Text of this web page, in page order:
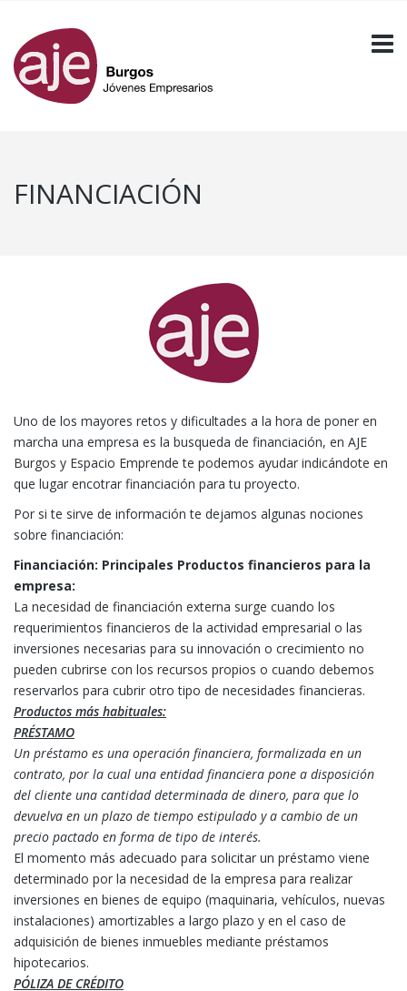
FINANCIACIÓN
Uno de los mayores retos y dificultades a la hora de poner en
marcha una empresa es la busqueda de financiación, en AJE
Burgos y Espacio Emprende te podemos ayudar indicándote en
que lugar encotrar financiación para tu proyecto.
Por si te sirve de información te dejamos algunas nociones
sobre financiación:
Financiación: Principales Productos financieros para la
empresa:
La necesidad de financiación externa surge cuando los
requerimientos financieros de la actividad empresarial o las
inversiones necesarias para su innovación o crecimiento no
pueden cubrirse con los recursos propios o cuando debemos
reservarlos para cubrir otro tipo de necesidades financieras.
Productos más habituales:
PRÉSTAMO
Un préstamo es una operación financiera, formalizada en un
contrato, por la cual una entidad financiera pone a disposición
del cliente una cantidad determinada de dinero, para que lo
devuelva en un plazo de tiempo estipulado y a cambio de un
precio pactado en forma de tipo de interés.
El momento más adecuado para solicitar un préstamo viene
determinado por la necesidad de la empresa para realizar
inversiones en bienes de equipo (maquinaria, vehículos, nuevas
instalaciones) amortizables a largo plazo y en el caso de
adquisición de bienes inmuebles mediante préstamos
hipotecarios.
PÓLIZA DE CRÉDITO